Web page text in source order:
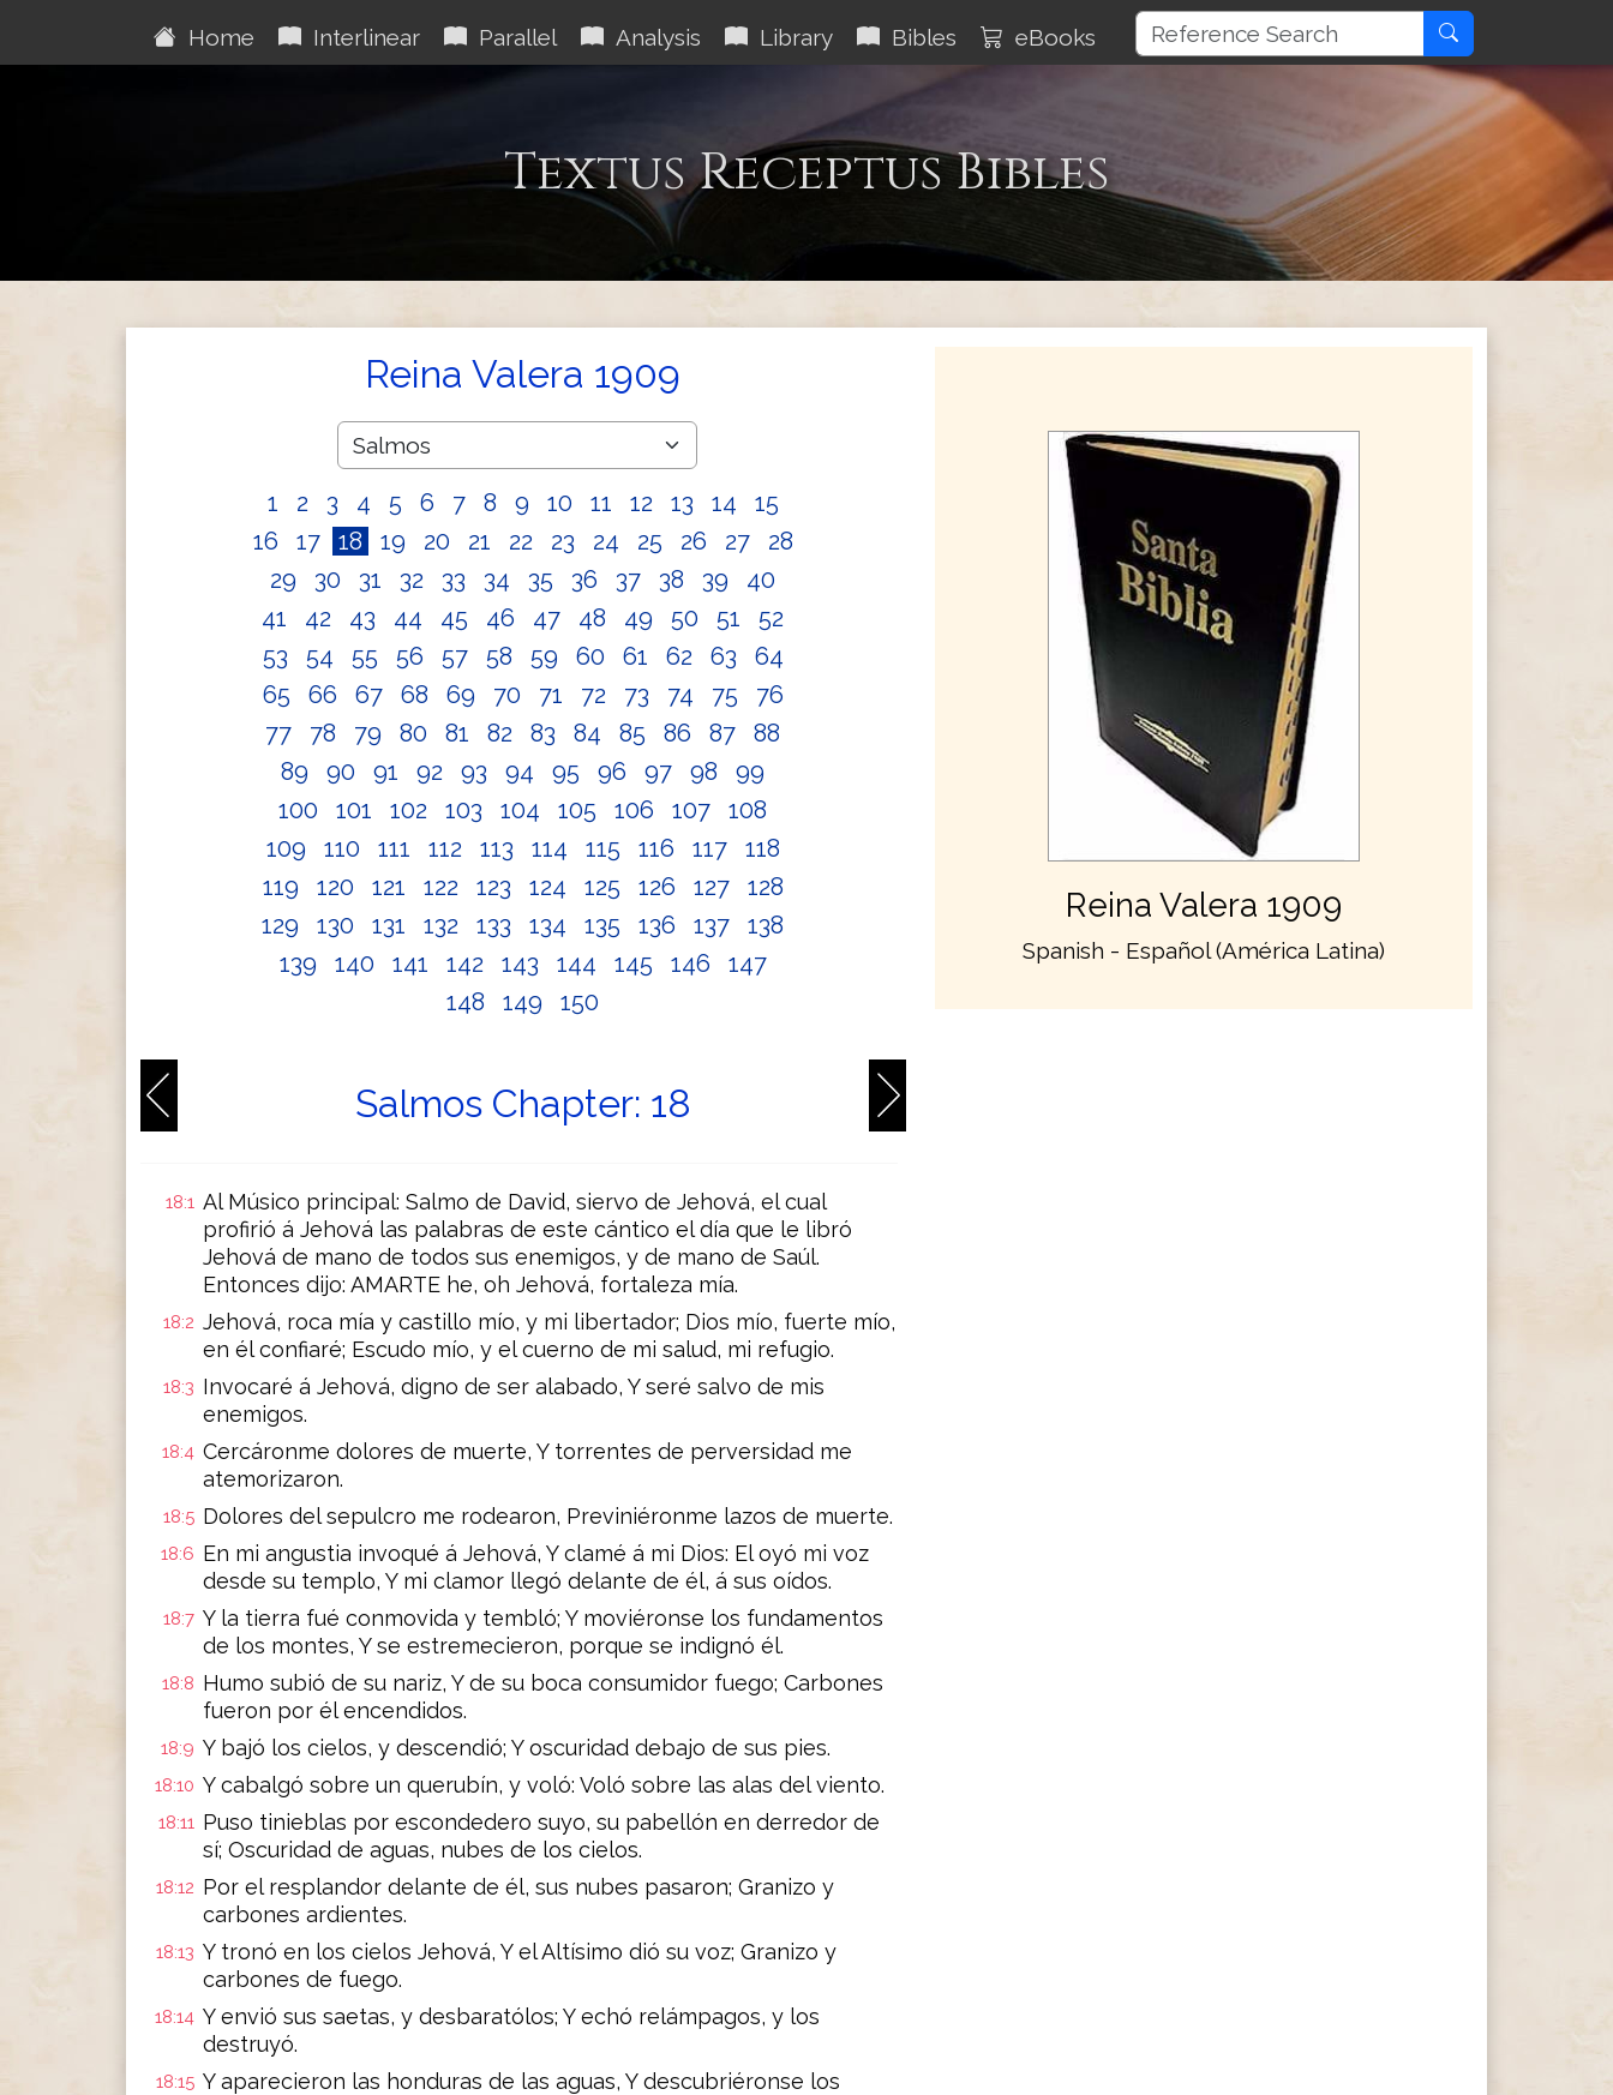
Home Interlinear Parallel Analysis Library Bibles eBooks
Textus Receptus Bibles
Reina Valera 1909
1 2 3 4 5 6 7 8 9 10 11 12 13 14
15
16
17 18 19 20 21 22 23 24 25 26 27
28
29
30 31 32 33 34 35 36 37 38 39
40
41
42 43 44 45 46 47 48 49 50 51
52
53
54 55 56 57 58 59 60 61 62 63
64
65
66 67 68 69 70 71 72 73 74 75
76
77
78 79 80 81 82 83 84 85 86 87
88
89
90 91 92 93 94 95 96 97 98
99
100
101 102 103 104 105 106 107
108
109
110 111 112 113 114 115 116 117
118
119
120 121 122 123 124 125 126 127
128
129
130 131 132 133 134 135 136 137
138
139
140 141 142 143 144 145 146
147
148
149 150
Salmos Chapter: 18
18:1 Al Músico principal: Salmo de David, siervo de Jehová, el cual
profirió á Jehová las palabras de este cántico el día que le libró
Jehová de mano de todos sus enemigos, y de mano de Saúl.
Entonces dijo: AMARTE he, oh Jehová, fortaleza mía.
18:2 Jehová, roca mía y castillo mío, y mi libertador; Dios mío, fuerte mío,
en él confiaré; Escudo mío, y el cuerno de mi salud, mi refugio.
18:3 Invocaré á Jehová, digno de ser alabado, Y seré salvo de mis
enemigos.
18:4 Cercáronme dolores de muerte, Y torrentes de perversidad me
atemorizaron.
18:5 Dolores del sepulcro me rodearon, Previniéronme lazos de muerte.
18:6 En mi angustia invoqué á Jehová, Y clamé á mi Dios: El oyó mi voz
desde su templo, Y mi clamor llegó delante de él, á sus oídos.
18:7 Y la tierra fué conmovida y tembló; Y moviéronse los fundamentos
de los montes, Y se estremecieron, porque se indignó él.
18:8 Humo subió de su nariz, Y de su boca consumidor fuego; Carbones
fueron por él encendidos.
18:9 Y bajó los cielos, y descendió; Y oscuridad debajo de sus pies.
18:10 Y cabalgó sobre un querubín, y voló: Voló sobre las alas del viento.
18:11 Puso tinieblas por escondedero suyo, su pabellón en derredor de
sí; Oscuridad de aguas, nubes de los cielos.
18:12 Por el resplandor delante de él, sus nubes pasaron; Granizo y
carbones ardientes.
18:13 Y tronó en los cielos Jehová, Y el Altísimo dió su voz; Granizo y
carbones de fuego.
18:14 Y envió sus saetas, y desbaratólos; Y echó relámpagos, y los
destruyó.
18:15 Y aparecieron las honduras de las aguas, Y descubriéronse los
Reina Valera 1909
Spanish - Español (América Latina)